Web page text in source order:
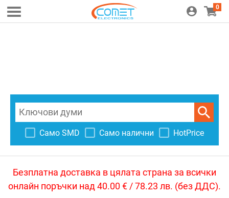
0
Само SMD Само налични HotPrice
Безплатна доставка в цялата страна за всички
онлайн поръчки над 40.00 € / 78.23 лв. (без ДДС).